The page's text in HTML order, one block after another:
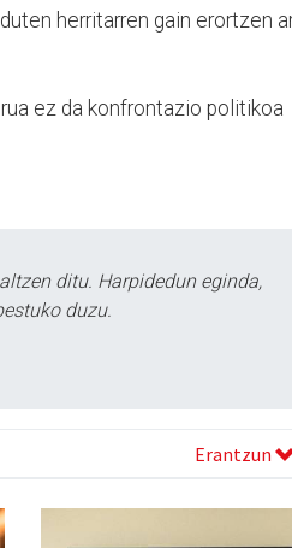
herritarren gain erortzen
ez da konfrontazio politikoa
ditu. Harpidedun eginda,
duzu.
Erantzun